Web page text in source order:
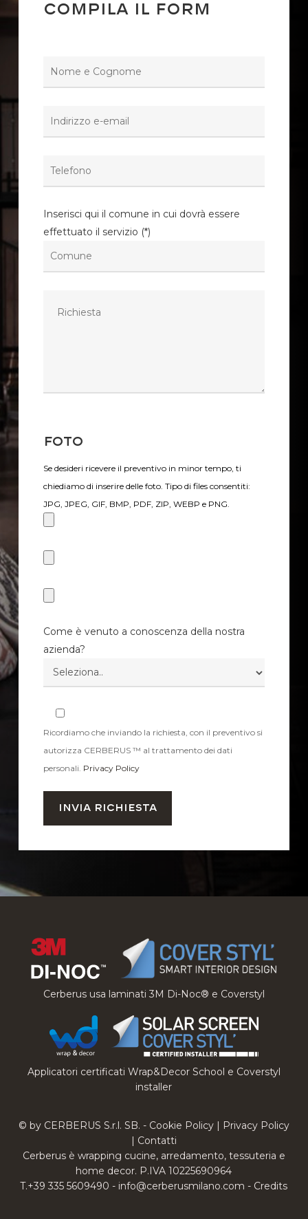
Compila il form
Inserisci qui il comune in cui dovrà essere
effettuato il servizio (*)
Foto
Se desideri ricevere il preventivo in minor tempo, ti
chiediamo di inserire delle foto. Tipo di files consentiti:
JPG, JPEG, GIF, BMP, PDF, ZIP, WEBP e PNG.
Come è venuto a conoscenza della nostra
azienda?
Ricordiamo che inviando la richiesta, con il preventivo si
autorizza CERBERUS ™ al trattamento dei dati
personali. Privacy Policy
Cerberus usa laminati 3M Di-Noc® e Coverstyl
Applicatori certificati Wrap&Decor School e Coverstyl
installer
© by CERBERUS S.r.l. SB. - Cookie Policy| Privacy Policy
| Contatti
Cerberus è wrapping cucine, arredamento, tessuteria e
home decor. P.IVA 10225690964
T.+39 335 5609490 - info@cerberusmilano.com - Credits